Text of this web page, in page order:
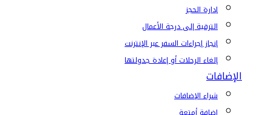
إدارة الحجز
الترقية إلى درجة الأعمال
إنجاز إجراءات السفر عبر الإنترنت
إلغاء الرحلات أو إعادة جدولتها
الإضافات
شراء الإضافات